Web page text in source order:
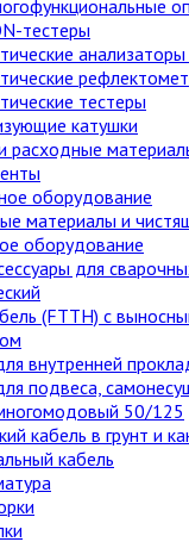
тестеры
тестеры
катушки
расходные
оборудование
материалы и
оборудование
для
(FTTH) с
внутренней
подвеса,
50/125
кабель в грунт и
кабель